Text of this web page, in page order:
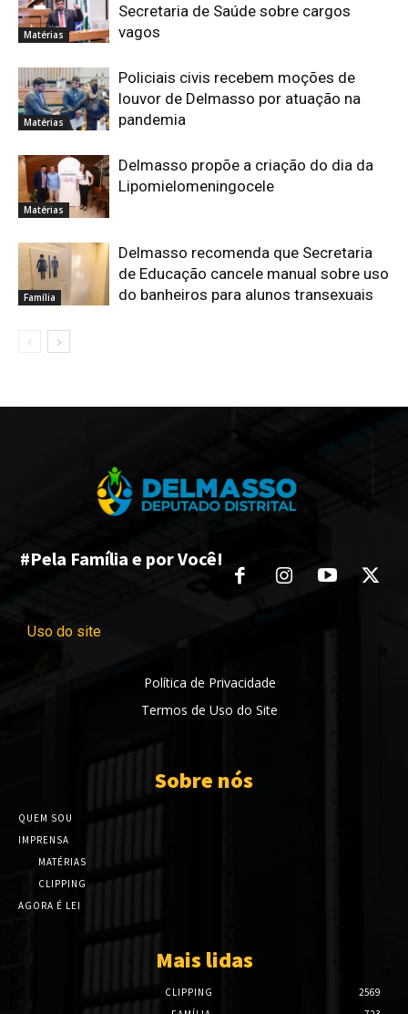
Matérias
Secretaria de Saúde sobre cargos
vagos
Matérias
Policiais civis recebem moções de
louvor de Delmasso por atuação na
pandemia
Matérias
Delmasso propõe a criação do dia da
Lipomielomeningocele
Família
Delmasso recomenda que Secretaria
de Educação cancele manual sobre uso
do banheiros para alunos transexuais
#Pela Família e por Você!
Uso do site
Política de Privacidade
Termos de Uso do Site
Sobre nós
QUEM SOU
IMPRENSA
MATÉRIAS
CLIPPING
AGORA É LEI
Mais lidas
CLIPPING
2569